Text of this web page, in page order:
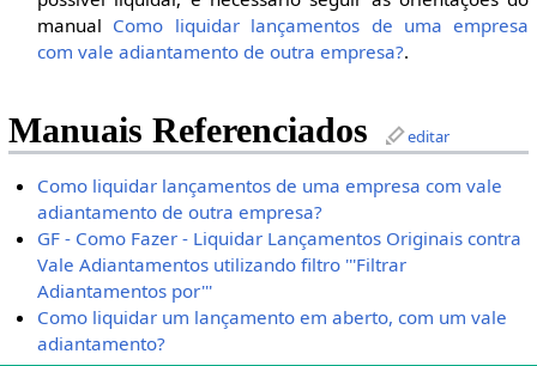
manual Como liquidar lançamentos de uma empresa
com vale adiantamento de outra empresa?.
Manuais Referenciados editar
Como liquidar lançamentos de uma empresa com vale
adiantamento de outra empresa?
GF - Como Fazer - Liquidar Lançamentos Originais contra
Vale Adiantamentos utilizando filtro '''Filtrar
Adiantamentos por'''
Como liquidar um lançamento em aberto, com um vale
adiantamento?